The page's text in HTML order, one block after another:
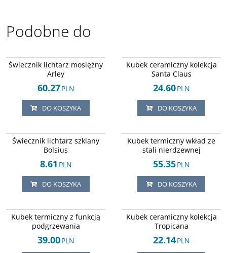
Podobne do
Świecznik lichtarz mosiężny
Arley
60.27PLN
DO KOSZYKA
Kubek ceramiczny kolekcja
Santa Claus
24.60PLN
DO KOSZYKA
Świecznik lichtarz szklany
Bolsius
8.61 PLN
DO KOSZYKA
Kubek termiczny wkład ze
stali nierdzewnej
55.35PLN
DO KOSZYKA
Kubek termiczny z funkcją
podgrzewania
39.00PLN
Kubek ceramiczny kolekcja
Tropicana
22.14PLN